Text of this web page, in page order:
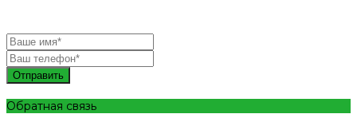
Отправить
Обратная связь